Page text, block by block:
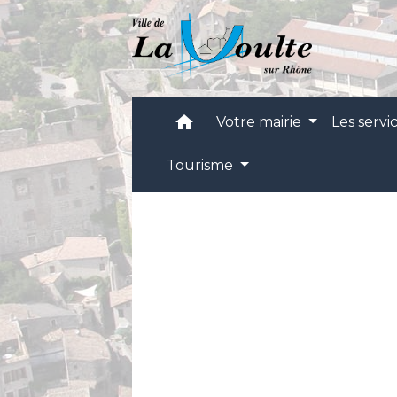
home Votre mairie Les
Tourisme